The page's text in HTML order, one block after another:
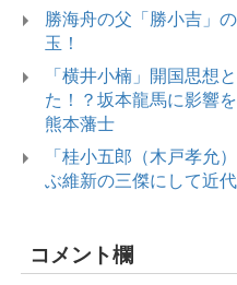
勝海舟の父「勝小吉」
玉！
「横井小楠」開国思想
た！？坂本龍馬に影響
熊本藩士
「桂小五郎（木戸孝允
ぶ維新の三傑にして近
コメント欄